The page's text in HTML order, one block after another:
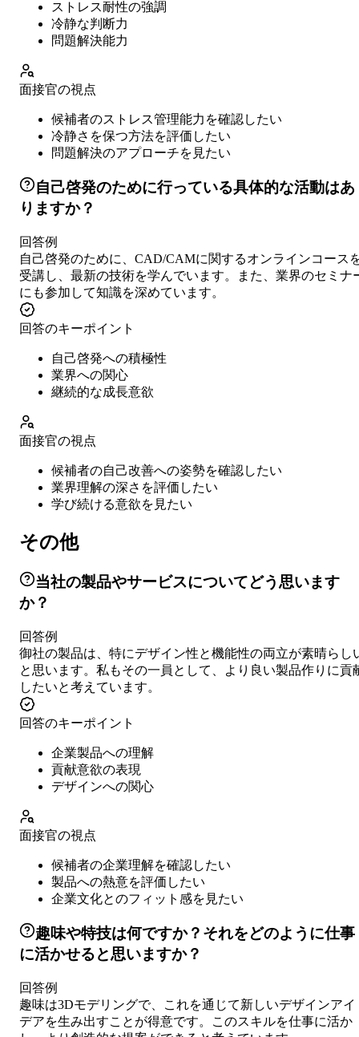
ストレス耐性の強調
冷静な判断力
問題解決能力
面接官の視点
候補者のストレス管理能力を確認したい
冷静さを保つ方法を評価したい
問題解決のアプローチを見たい
自己啓発のために行っている具体的な活動はあ
りますか？
回答例
自己啓発のために、CAD/CAMに関するオンラインコース
受講し、最新の技術を学んでいます。また、業界のセミナ
にも参加して知識を深めています。
回答のキーポイント
自己啓発への積極性
業界への関心
継続的な成長意欲
面接官の視点
候補者の自己改善への姿勢を確認したい
業界理解の深さを評価したい
学び続ける意欲を見たい
その他
当社の製品やサービスについてどう思います
か？
回答例
御社の製品は、特にデザイン性と機能性の両立が素晴らし
と思います。私もその一員として、より良い製品作りに貢
したいと考えています。
回答のキーポイント
企業製品への理解
貢献意欲の表現
デザインへの関心
面接官の視点
候補者の企業理解を確認したい
製品への熱意を評価したい
企業文化とのフィット感を見たい
趣味や特技は何ですか？それをどのように仕事
に活かせると思いますか？
回答例
趣味は3Dモデリングで、これを通じて新しいデザインアイ
デアを生み出すことが得意です。このスキルを仕事に活か